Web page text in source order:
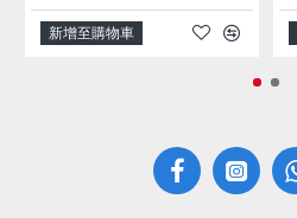
新增至購物車